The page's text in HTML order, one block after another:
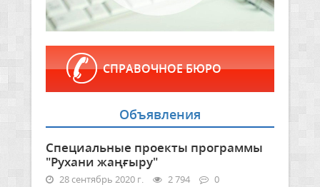
СПРАВОЧНОЕ БЮРО
Объявления
Специальные проекты программы
"Рухани жаңғыру"
28 сентябрь 2020 г. 2 794 0